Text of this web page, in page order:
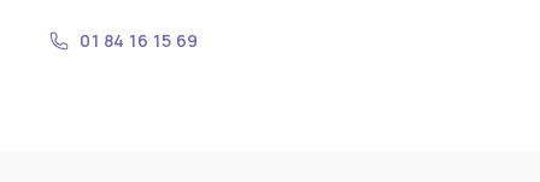
01 84 16 15 69